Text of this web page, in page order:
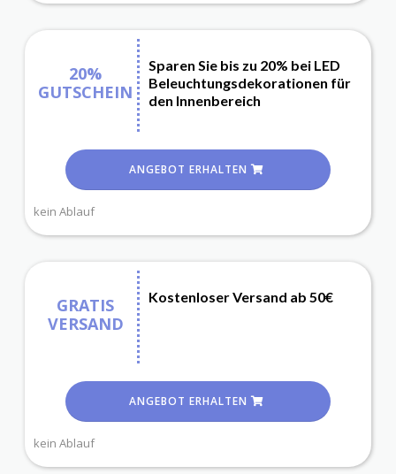
20%
GUTSCHEIN
Sparen Sie bis zu 20% bei LED
Beleuchtungsdekorationen für
den Innenbereich
ANGEBOT ERHALTEN
kein Ablauf
GRATIS
VERSAND
Kostenloser Versand ab 50€
ANGEBOT ERHALTEN
kein Ablauf